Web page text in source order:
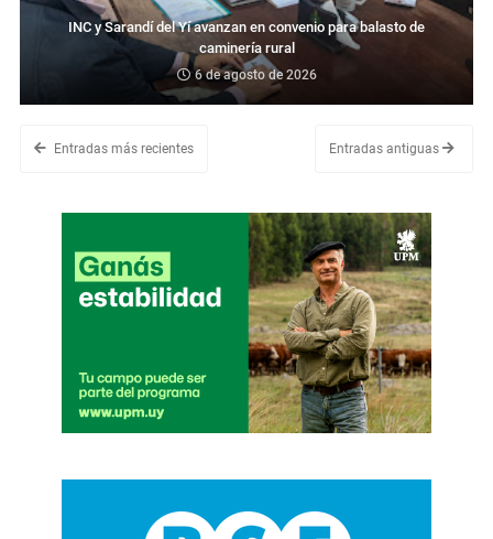
INC y Sarandí del Yí avanzan en convenio para balasto de
caminería rural
6 de agosto de 2026
Entradas más recientes Entradas antiguas